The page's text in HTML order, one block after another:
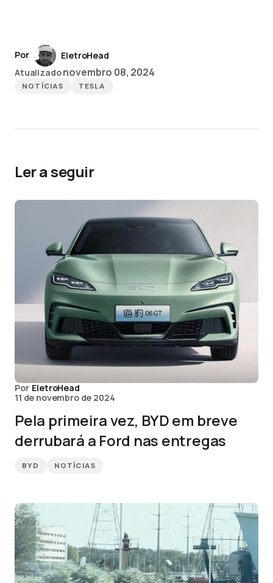
Por
EletroHead
Atualizadonovembro 08, 2024
NOTÍCIAS TESLA
Ler a seguir
Por EletroHead
11 de novembro de 2024
Pela primeira vez, BYD em breve
derrubará a Ford nas entregas
BYD NOTÍCIAS